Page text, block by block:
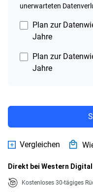
unerwarteten
Plan zur
Jahre
Plan zur
Jahre
Vergleichen
Direkt bei Western
Kostenloses 30-tägiges